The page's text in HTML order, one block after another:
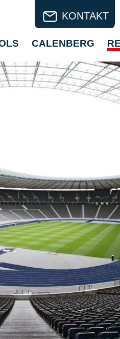
KONTAKT
CALENBERG